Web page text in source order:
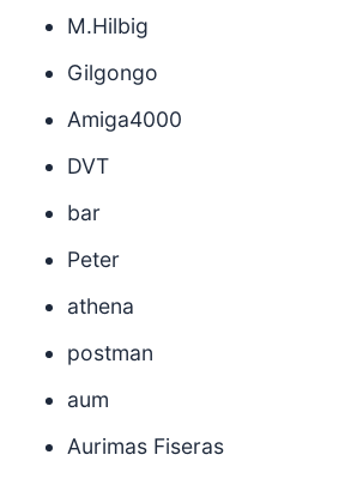
M.Hilbig
Gilgongo
Amiga4000
DVT
bar
Peter
athena
postman
aum
Aurimas Fiseras